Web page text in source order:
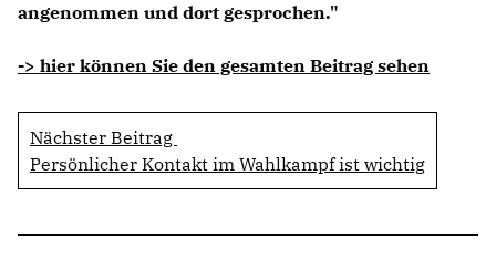
angenommen und dort gesprochen."
-> hier können Sie den gesamten Beitrag sehen
Nächster Beitrag
Persönlicher Kontakt im Wahlkampf ist wichtig